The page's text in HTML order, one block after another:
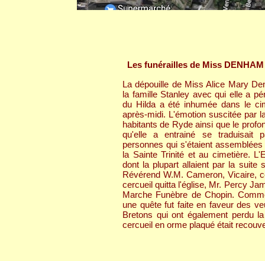
Les funérailles de Miss DENHAM
La dépouille de Miss Alice Mary
la famille Stanley avec qui elle a
du Hilda a été inhumée dans le
après-midi. L'émotion suscitée par
habitants de Ryde ainsi que le
qu'elle a entrainé se traduisait
personnes qui s'étaient
la Sainte Trinité et au cimetière.
dont la plupart allaient par la suite
Révérend W.M. Cameron, Vicaire,
cercueil quitta l'église, Mr. Percy
Marche Funèbre de Chopin.
une quête fut faite en faveur des
Bretons qui ont également perdu
cercueil en orme plaqué était